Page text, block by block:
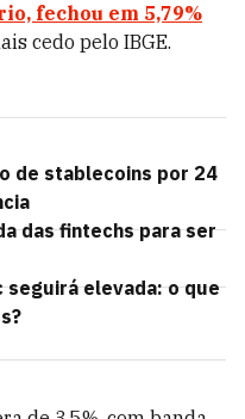
fechou em 5,79%
cedo pelo IBGE.
de stablecoins por 24
das fintechs para ser
elevada: o que